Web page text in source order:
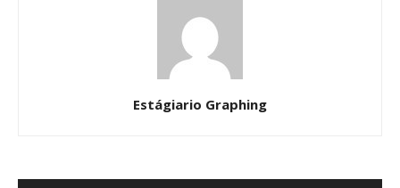
Estágiario Graphing